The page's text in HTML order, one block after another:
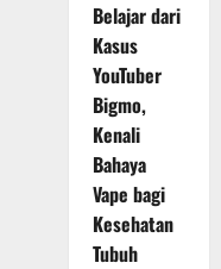
Belajar dari
Kasus
YouTuber
Bigmo,
Kenali
Bahaya
Vape bagi
Kesehatan
Tubuh